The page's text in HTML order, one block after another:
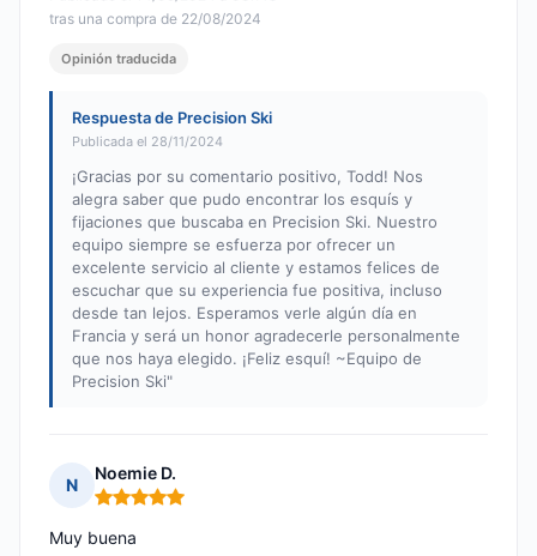
tras una compra de 22/08/2024
Opinión traducida
Respuesta de Precision Ski
Publicada el 28/11/2024
¡Gracias por su comentario positivo, Todd! Nos
alegra saber que pudo encontrar los esquís y
fijaciones que buscaba en Precision Ski. Nuestro
equipo siempre se esfuerza por ofrecer un
excelente servicio al cliente y estamos felices de
escuchar que su experiencia fue positiva, incluso
desde tan lejos. Esperamos verle algún día en
Francia y será un honor agradecerle personalmente
que nos haya elegido. ¡Feliz esquí! ~Equipo de
Precision Ski"
N
Noemie D.
Nota: 5 de 5
Muy buena